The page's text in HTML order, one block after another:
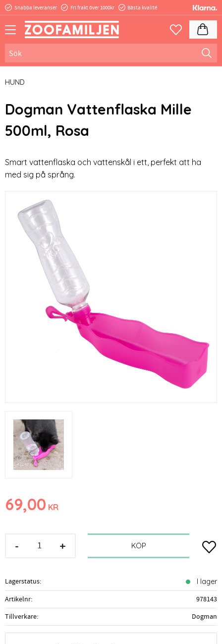
Snabba leveranser Fri frakt över 1000kr Bästa kvalité
Favoriter
HUND
Dogman Vattenflaska Mille
500ml, Rosa
Smart vattenflaska och vattenskål i ett, perfekt att ha
med sig på språng.
69,00 KR
+
- KÖP
Lagerstatus I lager
Artikelnr
978143
Tillverkare
Dogman